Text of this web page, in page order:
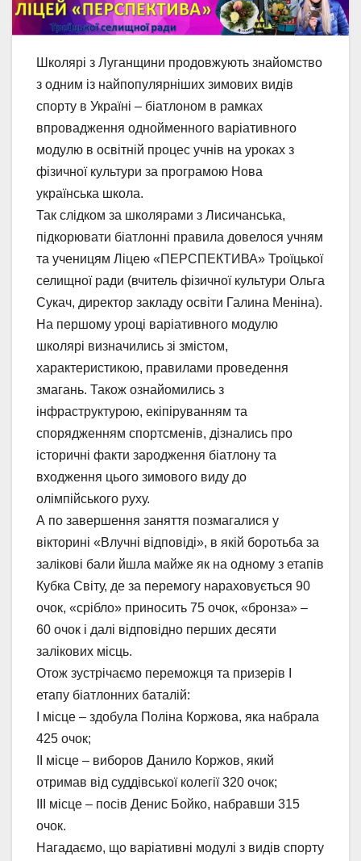
Школярі з Луганщини продовжують знайомство
з одним із найпопулярніших зимових видів
спорту в Україні – біатлоном в рамках
впровадження однойменного варіативного
модулю в освітній процес учнів на уроках з
фізичної культури за програмою Нова
українська школа.
Так слідком за школярами з Лисичанська,
підкорювати біатлонні правила довелося учням
та ученицям Ліцею «ПЕРСПЕКТИВА» Троїцької
селищної ради (вчитель фізичної культури Ольга
Сукач, директор закладу освіти Галина Меніна).
На першому уроці варіативного модулю
школярі визначились зі змістом,
характеристикою, правилами проведення
змагань. Також ознайомились з
інфраструктурою, екіпіруванням та
спорядженням спортсменів, дізнались про
історичні факти зародження біатлону та
входження цього зимового виду до
олімпійського руху.
А по завершення заняття позмагалися у
вікторині «Влучні відповіді», в якій боротьба за
залікові бали йшла майже як на одному з етапів
Кубка Світу, де за перемогу нараховується 90
очок, «срібло» приносить 75 очок, «бронза» –
60 очок і далі відповідно перших десяти
залікових місць.
Отож зустрічаємо переможця та призерів І
етапу біатлонних баталій:
І місце – здобула Поліна Коржова, яка набрала
425 очок;
ІІ місце – виборов Данило Коржов, який
отримав від суддівської колегії 320 очок;
ІІІ місце – посів Денис Бойко, набравши 315
очок.
Нагадаємо, що варіативні модулі з видів спорту